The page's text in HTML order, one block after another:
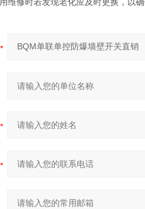
修时若发现老化应及时更换，以确